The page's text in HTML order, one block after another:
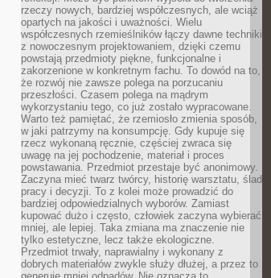
rzeczy nowych, bardziej współczesnych, ale wciąż
opartych na jakości i uważności. Wielu
współczesnych rzemieślników łączy dawne techniki
z nowoczesnym projektowaniem, dzięki czemu
powstają przedmioty piękne, funkcjonalne i
zakorzenione w konkretnym fachu. To dowód na to,
że rozwój nie zawsze polega na porzucaniu
przeszłości. Czasem polega na mądrym
wykorzystaniu tego, co już zostało wypracowane.
Warto też pamiętać, że rzemiosło zmienia sposób,
w jaki patrzymy na konsumpcję. Gdy kupuje się
rzecz wykonaną ręcznie, częściej zwraca się
uwagę na jej pochodzenie, materiał i proces
powstawania. Przedmiot przestaje być anonimowy.
Zaczyna mieć twarz twórcy, historię warsztatu, ślad
pracy i decyzji. To z kolei może prowadzić do
bardziej odpowiedzialnych wyborów. Zamiast
kupować dużo i często, człowiek zaczyna wybierać
mniej, ale lepiej. Taka zmiana ma znaczenie nie
tylko estetyczne, lecz także ekologiczne.
Przedmiot trwały, naprawialny i wykonany z
dobrych materiałów zwykle służy dłużej, a przez to